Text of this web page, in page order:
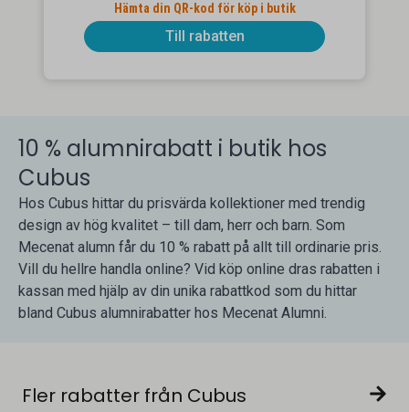
Hämta din QR-kod för köp i butik
Till rabatten
10 % alumnirabatt i butik hos
Cubus
Hos Cubus hittar du prisvärda kollektioner med trendig
design av hög kvalitet – till dam, herr och barn. Som
Mecenat alumn får du 10 % rabatt på allt till ordinarie pris.
Vill du hellre handla online? Vid köp online dras rabatten i
kassan med hjälp av din unika rabattkod som du hittar
bland Cubus alumnirabatter hos Mecenat Alumni.
Fler rabatter från Cubus